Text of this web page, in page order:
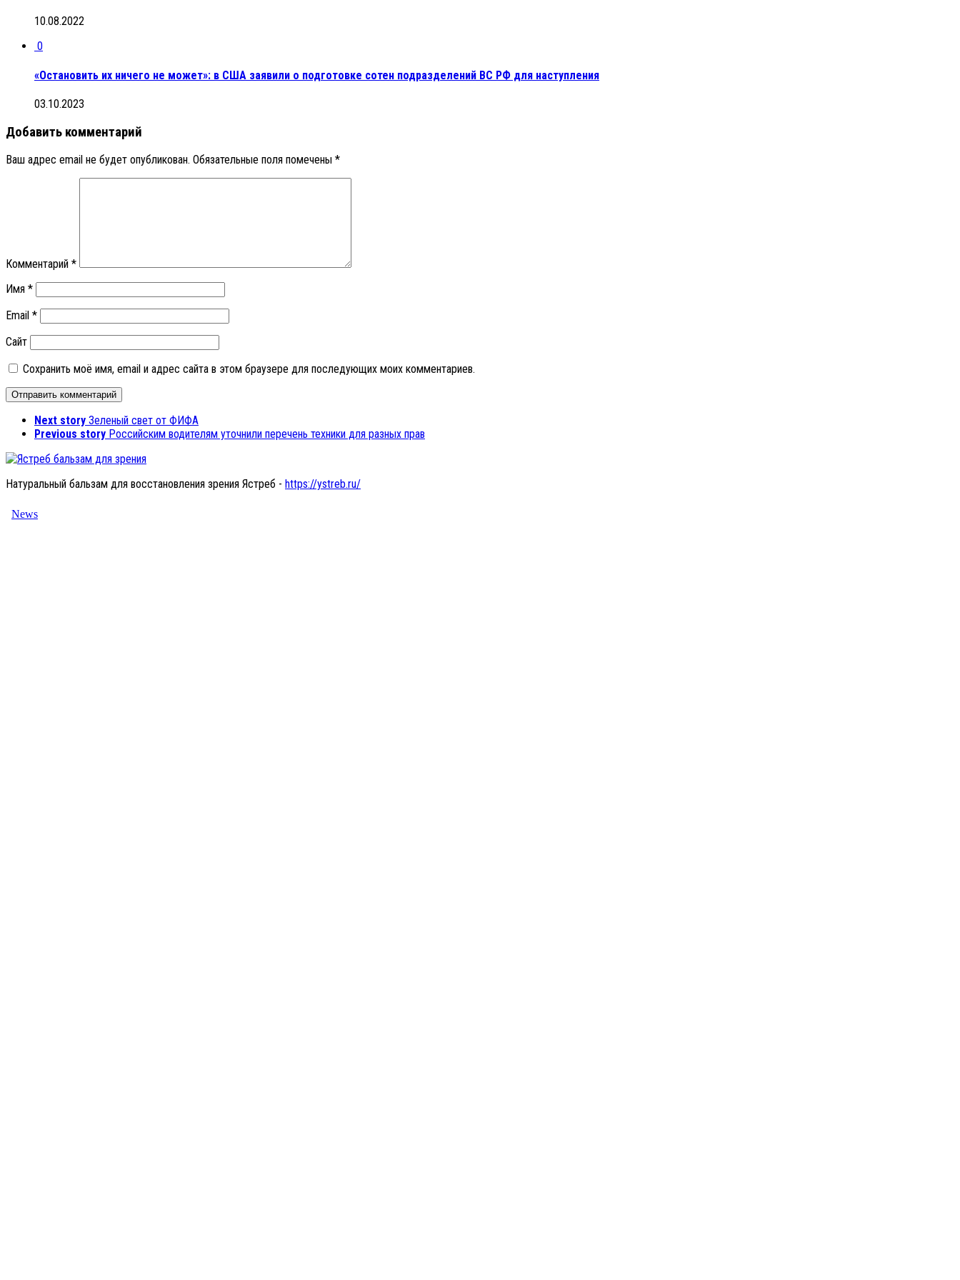
10.08.2022
0
«Остановить их ничего не может»: в США заявили о подготовке сотен подразделений ВС РФ для наступления
03.10.2023
Добавить комментарий
Ваш адрес email не будет опубликован. Обязательные поля помечены *
Комментарий *
Имя *
Email *
Сайт
Сохранить моё имя, email и адрес сайта в этом браузере для последующих моих комментариев.
Next story Зеленый свет от ФИФА
Previous story Российским водителям уточнили перечень техники для разных прав
Натуральный бальзам для восстановления зрения Ястреб - https://ystreb.ru/